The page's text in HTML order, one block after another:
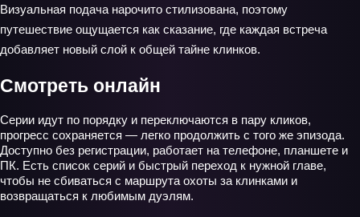
Визуальная подача нарочито стилизована, поэтому
путешествие ощущается как сказание, где каждая встреча
добавляет новый слой к общей тайне клинков.
Смотреть онлайн
Серии идут по порядку и переключаются в пару кликов,
прогресс сохраняется — легко продолжить с того же эпизода.
Доступно без регистрации, работает на телефоне, планшете и
ПК. Есть список серий и быстрый переход к нужной главе,
чтобы не сбиваться с маршрута охоты за клинками и
возвращаться к любимым дуэлям.